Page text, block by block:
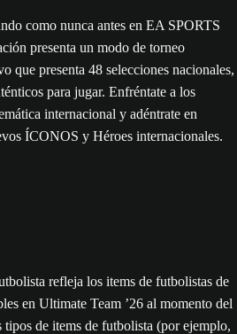
como nunca antes en EA SPORTS
presenta un modo de torneo
que presenta 48 selecciones nacionales,
para jugar. Enfréntate a los
internacional y adéntrate en
ÍCONOS y Héroes internacionales.
refleja los items de futbolistas de
en Ultimate Team ’26 al momento del
de items de futbolista (por ejemplo,